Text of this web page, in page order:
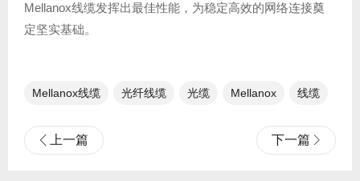
Mellanox线缆发挥出最佳性能，为稳定高效的网络连接奠
定坚实基础。
Mellanox线缆 光纤线缆​ 光缆 Mellanox 线缆
上一篇 下一篇